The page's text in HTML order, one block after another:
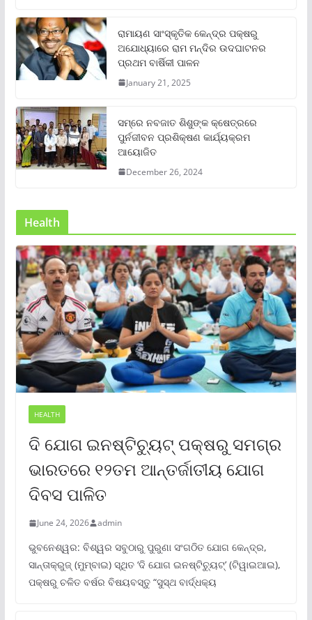
ରାମାୟଣ ସାଂସ୍କୃତିକ କେନ୍ଦ୍ର ପକ୍ଷରୁ
ଅଯୋଧ୍ୟାରେ ରାମ ମନ୍ଦିର ଉଦଘାଟନର
ପ୍ରଥମ ବାର୍ଷିକୀ ପାଳନ
January 21, 2025
ସମ୍‌ରେ ନବଜାତ ଶିଶୁଙ୍କ କ୍ଷେତ୍ରରେ
ପୁର୍ନଜୀବନ ପ୍ରଶିକ୍ଷଣ କାର୍ଯ୍ୟକ୍ରମ
ଆୟୋଜିତ
December 26, 2024
Health
HEALTH
ଦି ଯୋଗ ଇନଷ୍ଟିଚ୍ୟୁଟ୍ ପକ୍ଷରୁ ସମଗ୍ର
ଭାରତରେ ୧୨ତମ ଆନ୍ତର୍ଜାତୀୟ ଯୋଗ
ଦିବସ ପାଳିତ
June 24, 2026 admin
ଭୁବନେଶ୍ୱର: ବିଶ୍ୱର ସବୁଠାରୁ ପୁରୁଣା ସଂଗଠିତ ଯୋଗ କେନ୍ଦ୍ର,
ସାନ୍ତାକ୍ରୁଜ୍ (ମୁମ୍ବାଇ) ସ୍ଥିତ ‘ଦି ଯୋଗ ଇନଷ୍ଟିଚ୍ୟୁଟ୍‌’ (ଟିୱାଇଆଇ),
ପକ୍ଷରୁ ଚଳିତ ବର୍ଷର ବିଷୟବସ୍ତୁ “ସୁସ୍ଥ ବାର୍ଦ୍ଧକ୍ୟ